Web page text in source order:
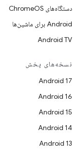
دستگاه‌های ChromeOS
Android برای ماشین‌ها
Android TV
نسخه‌های پخش
Android 17
Android 16
Android 15
Android 14
Android 13